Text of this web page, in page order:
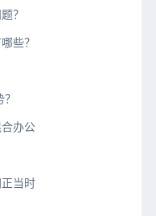
？
些？
办公
当时